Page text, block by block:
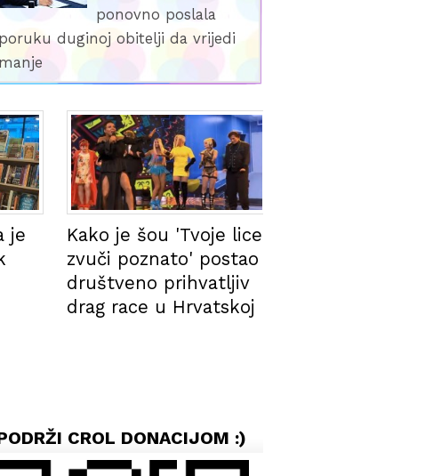
ponovno poslala
poruku duginoj obitelji da vrijedi
manje
je
Kako je šou 'Tvoje lice
zvuči poznato' postao
društveno prihvatljiv
drag race u Hrvatskoj
CROL DONACIJOM :)